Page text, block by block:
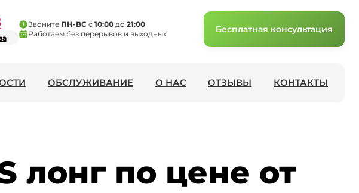
Звоните ПН-ВСс 10:00до 21:00
Работаем без перерывов и выходных
Бесплатная консультация
ОБСЛУЖИВАНИЕ О НАС ОТЗЫВЫ КОНТАКТЫ
лонг по цене от